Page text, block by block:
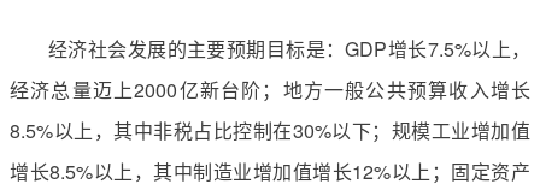
经济社会发展的主要预期目标是：GDP增长7.5%以上，
经济总量迈上2000亿新台阶；地方一般公共预算收入增长
8.5%以上，其中非税占比控制在30%以下；规模工业增加值
增长8.5%以上，其中制造业增加值增长12%以上；固定资产